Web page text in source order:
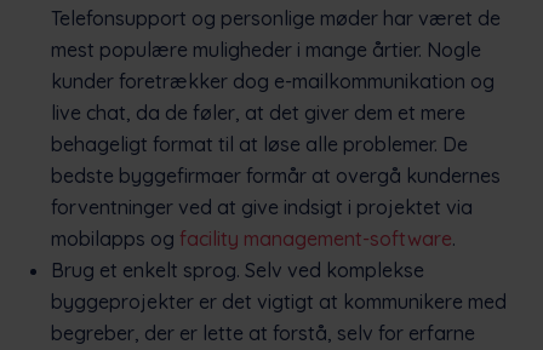
Telefonsupport og personlige møder har været de
mest populære muligheder i mange årtier. Nogle
kunder foretrækker dog e-mailkommunikation og
live chat, da de føler, at det giver dem et mere
behageligt format til at løse alle problemer. De
bedste byggefirmaer formår at overgå kundernes
forventninger ved at give indsigt i projektet via
mobilapps og facility management-software.
Brug et enkelt sprog. Selv ved komplekse
byggeprojekter er det vigtigt at kommunikere med
begreber, der er lette at forstå, selv for erfarne